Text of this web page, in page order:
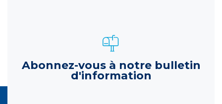
Abonnez-vous à notre bulletin
d'information